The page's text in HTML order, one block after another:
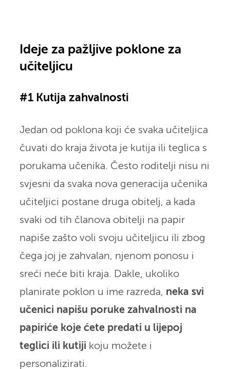
Ideje za pažljive poklone za
učiteljicu
#1 Kutija zahvalnosti
Jedan od poklona koji će svaka učiteljica
čuvati do kraja života je kutija ili teglica s
porukama učenika. Često roditelji nisu ni
svjesni da svaka nova generacija učenika
učiteljici postane druga obitelj, a kada
svaki od tih članova obitelji na papir
napiše zašto voli svoju učiteljicu ili zbog
čega joj je zahvalan, njenom ponosu i
sreći neće biti kraja. Dakle, ukoliko
planirate poklon u ime razreda, neka svi
učenici napišu poruke zahvalnosti na
papiriće koje ćete predati u lijepoj
teglici ili kutiji koju možete i
personalizirati.